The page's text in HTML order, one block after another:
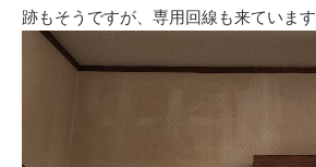
跡もそうですが、専用回線も来ています